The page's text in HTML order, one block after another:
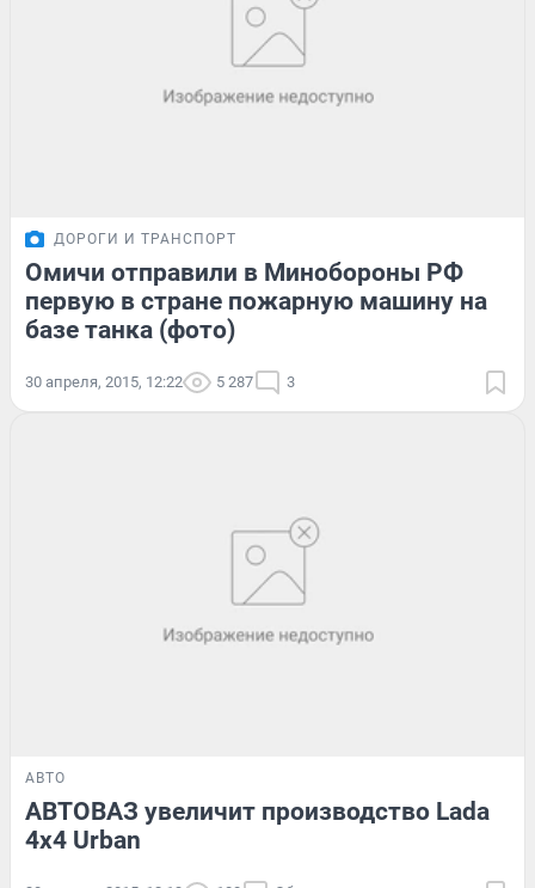
ДОРОГИ И ТРАНСПОРТ
Омичи отправили в Минобороны РФ
первую в стране пожарную машину на
базе танка (фото)
30 апреля, 2015, 12:22 5 287 3
АВТО
АВТОВАЗ увеличит производство Lada
4х4 Urban